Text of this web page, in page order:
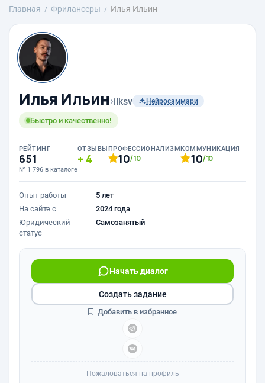
Главная Фрилансеры Илья Ильин
Илья Ильин›ilksv Нейросаммари
Быстро и качественно!
РЕЙТИНГ
651
№ 1 796 в каталоге
ОТЗЫВЫ
4
ПРОФЕССИОНАЛИЗМ
10/10
КОММУНИКАЦИЯ
10/10
Опыт работы
5 лет
На сайте с
2024 года
Юридический
статус
Самозанятый
Начать диалог
Создать задание
Добавить в избранное
Пожаловаться на профиль